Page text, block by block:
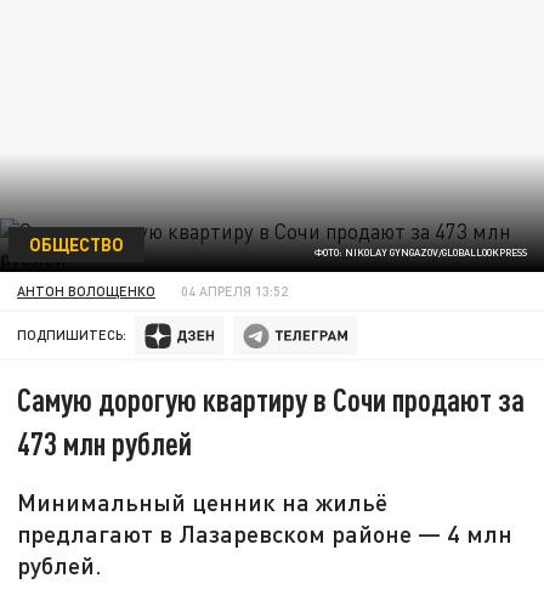
ФОТО: NIKOLAY GYNGAZOV/GLOBALLOOKPRESS
ОБЩЕСТВО
АНТОН ВОЛОЩЕНКО 04 АПРЕЛЯ 13:52
ПОДПИШИТЕСЬ:
Самую дорогую квартиру в Сочи продают за
473 млн рублей
Минимальный ценник на жильё
предлагают в Лазаревском районе — 4 млн
рублей.